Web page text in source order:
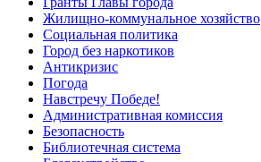
Жилищно-коммунальное хозяйство
Социальная политика
Город без наркотиков
Антикризис
Погода
Навстречу Победе!
Административная комиссия
Безопасность
Библиотечная система